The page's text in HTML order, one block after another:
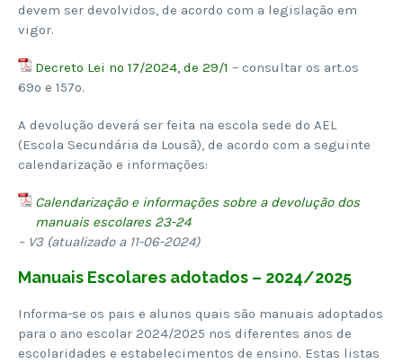
devem ser devolvidos, de acordo com a legislação em
vigor.
Decreto Lei nº 17/2024, de 29/1 – consultar os art.ºs
69º e 157º.
A devolução deverá ser feita na escola sede do AEL
(Escola Secundária da Lousã), de acordo com a seguinte
calendarização e informações:
Calendarização e informações sobre a devolução dos
manuais escolares 23-24
– V3 (atualizado a 11-06-2024)
Manuais Escolares adotados – 2024/2025
Informa-se os pais e alunos quais são manuais adoptados
para o ano escolar 2024/2025 nos diferentes anos de
escolaridades e estabelecimentos de ensino. Estas listas